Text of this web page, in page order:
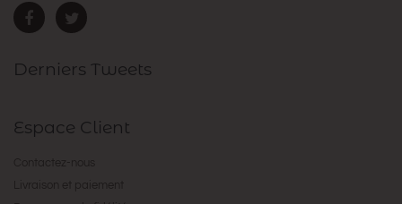
Derniers Tweets
Espace Client